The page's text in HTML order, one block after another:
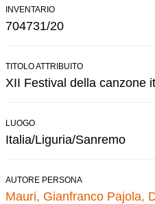
INVENTARIO
704731/20
TITOLO ATTRIBUITO
XII Festival della canzone
LUOGO
Italia/Liguria/Sanremo
AUTORE PERSONA
Mauri, Gianfranco Pajola,